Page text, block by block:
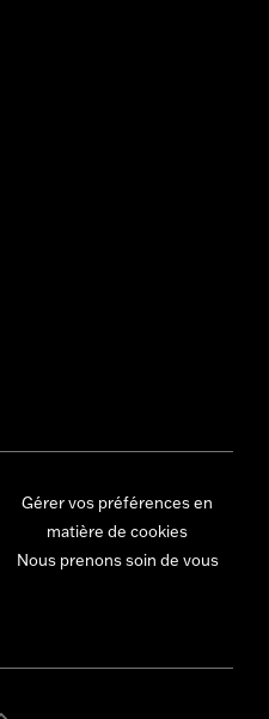
Gérer vos préférences en
matière de cookies
Nous prenons soin de vous